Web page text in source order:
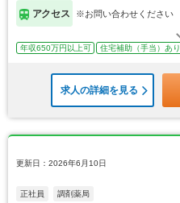
アクセス ※お問い合わせください
年収650万円以上可 住宅補助（手当）あり
求人の詳細を見る
更新日：2026年6月10日
正社員 調剤薬局